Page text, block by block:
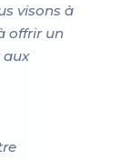
visons à
offrir un
aux